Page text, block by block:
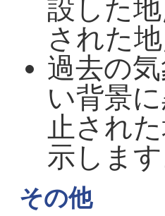
設した
された
過去の
い背景
止され
示します
その他